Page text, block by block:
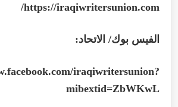
https://iraqiwritersunion.com
/
الفيس بوك/ الاتحاد:
iraqiwritersunion?
mibextid=ZbWKwL